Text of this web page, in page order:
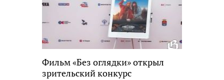
Фильм «Без оглядки» открыл
зрительский конкурс